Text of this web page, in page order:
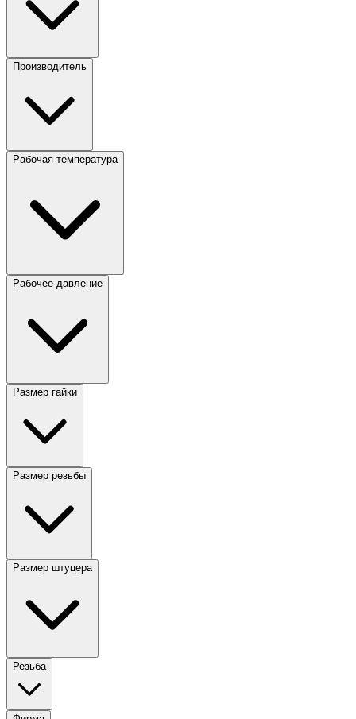
Производитель
Рабочая температура
Рабочее давление
Размер гайки
Размер резьбы
Размер штуцера
Резьба